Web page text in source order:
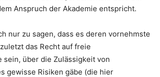
Anspruch der Akademie entspricht.
nur zu sagen, dass es deren vornehmste
das Recht auf freie
sein, über die Zulässigkeit von
gewisse Risiken gäbe (die hier